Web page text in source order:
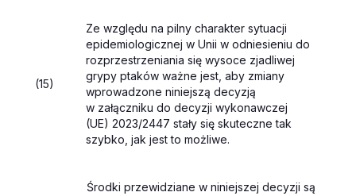
(15)
Ze względu na pilny charakter sytuacji
epidemiologicznej w Unii w odniesieniu do
rozprzestrzeniania się wysoce zjadliwej
grypy ptaków ważne jest, aby zmiany
wprowadzone niniejszą decyzją
w załączniku do decyzji wykonawczej
(UE) 2023/2447 stały się skuteczne tak
szybko, jak jest to możliwe.
Środki przewidziane w niniejszej decyzji są